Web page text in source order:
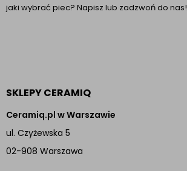
jaki wybrać piec? Napisz lub zadzwoń do nas!
SKLEPY CERAMIQ
Ceramiq.pl w Warszawie
ul. Czyżewska 5
02-908 Warszawa